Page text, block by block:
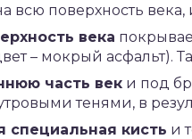
всю поверхность
века
– мокрый асфальт).
часть век и под
тенями, в
специальная кисть и